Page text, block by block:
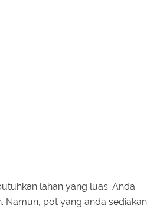
lahan yang luas. Anda
Namun, pot yang anda sediakan